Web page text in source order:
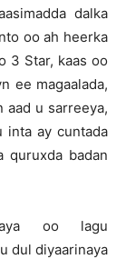
dalka
oo ah heerka
3 Star, kaas oo
ee magaalada,
aad u sarreeya,
inta ay cuntada
quruxda badan
oo lagu
dul diyaarinaya